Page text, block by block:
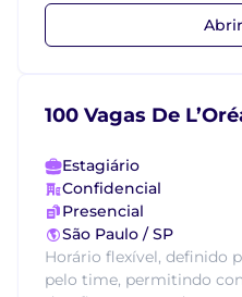
100 Vagas De
Estagiário
Confidencial
Presencial
São Paulo / SP
Horário flexível, definido
pelo time, permitindo